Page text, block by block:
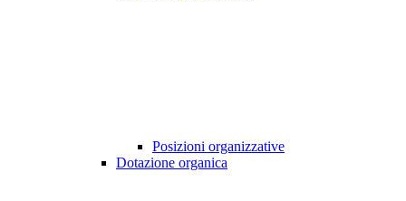
Posizioni organizzative
Dotazione organica